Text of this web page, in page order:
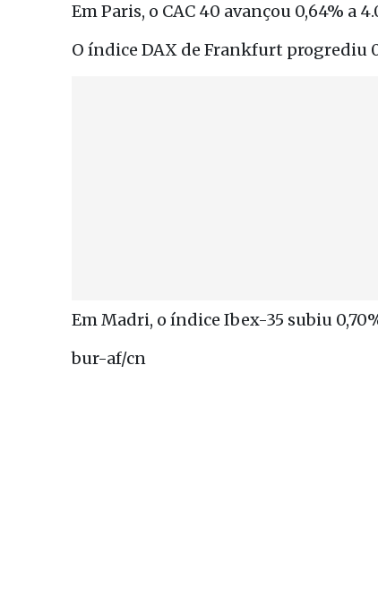
Em Paris, o CAC 40 avançou 0,64% a
O índice DAX de Frankfurt progrediu
Em Madri, o índice Ibex-35 subiu
bur-af/cn